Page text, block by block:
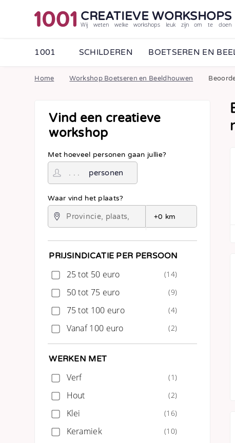
CREATIEVE WORKSHOPS
Wij weten welke workshops leuk zijn om te doen
1001 SCHILDEREN BOETSEREN EN
Home Workshop Boetseren en Beeldhouwen
Vind een creatieve
workshop
Met hoeveel personen gaan jullie?
personen
Waar vind het plaats?
PRIJSINDICATIE PER PERSOON
25 tot 50 euro (14)
50 tot 75 euro (9)
75 tot 100 euro (4)
Vanaf 100 euro (2)
WERKEN MET
Verf (1)
Hout (2)
Klei (16)
Keramiek (10)